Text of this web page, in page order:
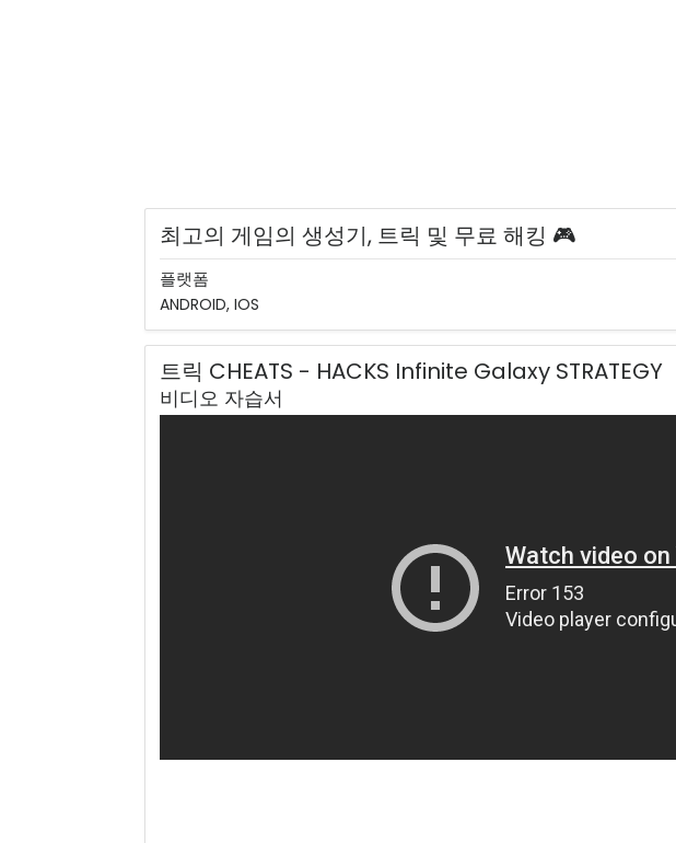
최고의 게임의 생성기, 트릭 및 무료 해킹 🎮
플랫폼
ANDROID, IOS
트릭 CHEATS - HACKS Infinite Galaxy STRATEGY
비디오 자습서